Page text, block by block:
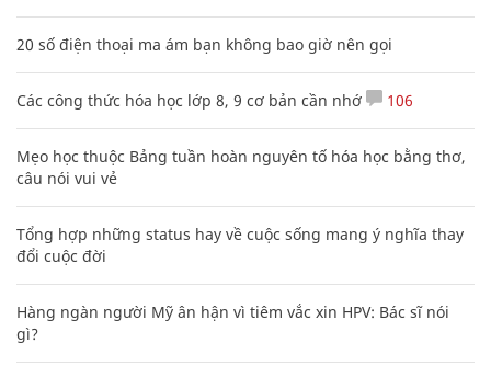
20 số điện thoại ma ám bạn không bao giờ nên gọi
Các công thức hóa học lớp 8, 9 cơ bản cần nhớ 106
Mẹo học thuộc Bảng tuần hoàn nguyên tố hóa học bằng thơ,
câu nói vui vẻ
Tổng hợp những status hay về cuộc sống mang ý nghĩa thay
đổi cuộc đời
Hàng ngàn người Mỹ ân hận vì tiêm vắc xin HPV: Bác sĩ nói
gì?